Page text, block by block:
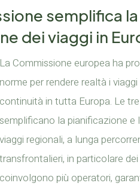
semplifica la
dei viaggi in
La Commissione europea ha
norme per rendere realtà i
continuità in tutta Europa. Le
semplificano la pianificazione e
viaggi regionali, a lunga
transfrontalieri, in particolare
coinvolgono più operatori,